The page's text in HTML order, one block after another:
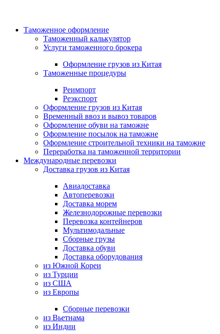
Таможенное оформление
Таможенный калькулятор
Услуги таможенного брокера
Оформление грузов из Китая
Таможенные процедуры
Реимпорт
Реэкспорт
Оформление грузов из Китая
Временный ввоз и вывоз товаров
Оформление обуви на таможне
Оформление посылок на таможне
Оформление строительной техники на таможне
Переработка на таможенной территории
Международные перевозки
Доставка грузов из Китая
Авиадоставка
Автоперевозки
Доставка морем
Железнодорожные перевозки
Перевозка контейнеров
Мультимодальные
Сборные грузы
Доставка обуви
Доставка оборудования
из Южной Кореи
из Турции
из США
из Европы
Сборные перевозки
из Вьетнама
из Индии